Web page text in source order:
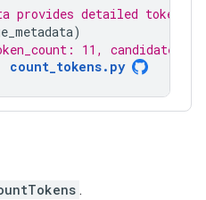
provides detailed token
)
11,
count_tokens.py
.